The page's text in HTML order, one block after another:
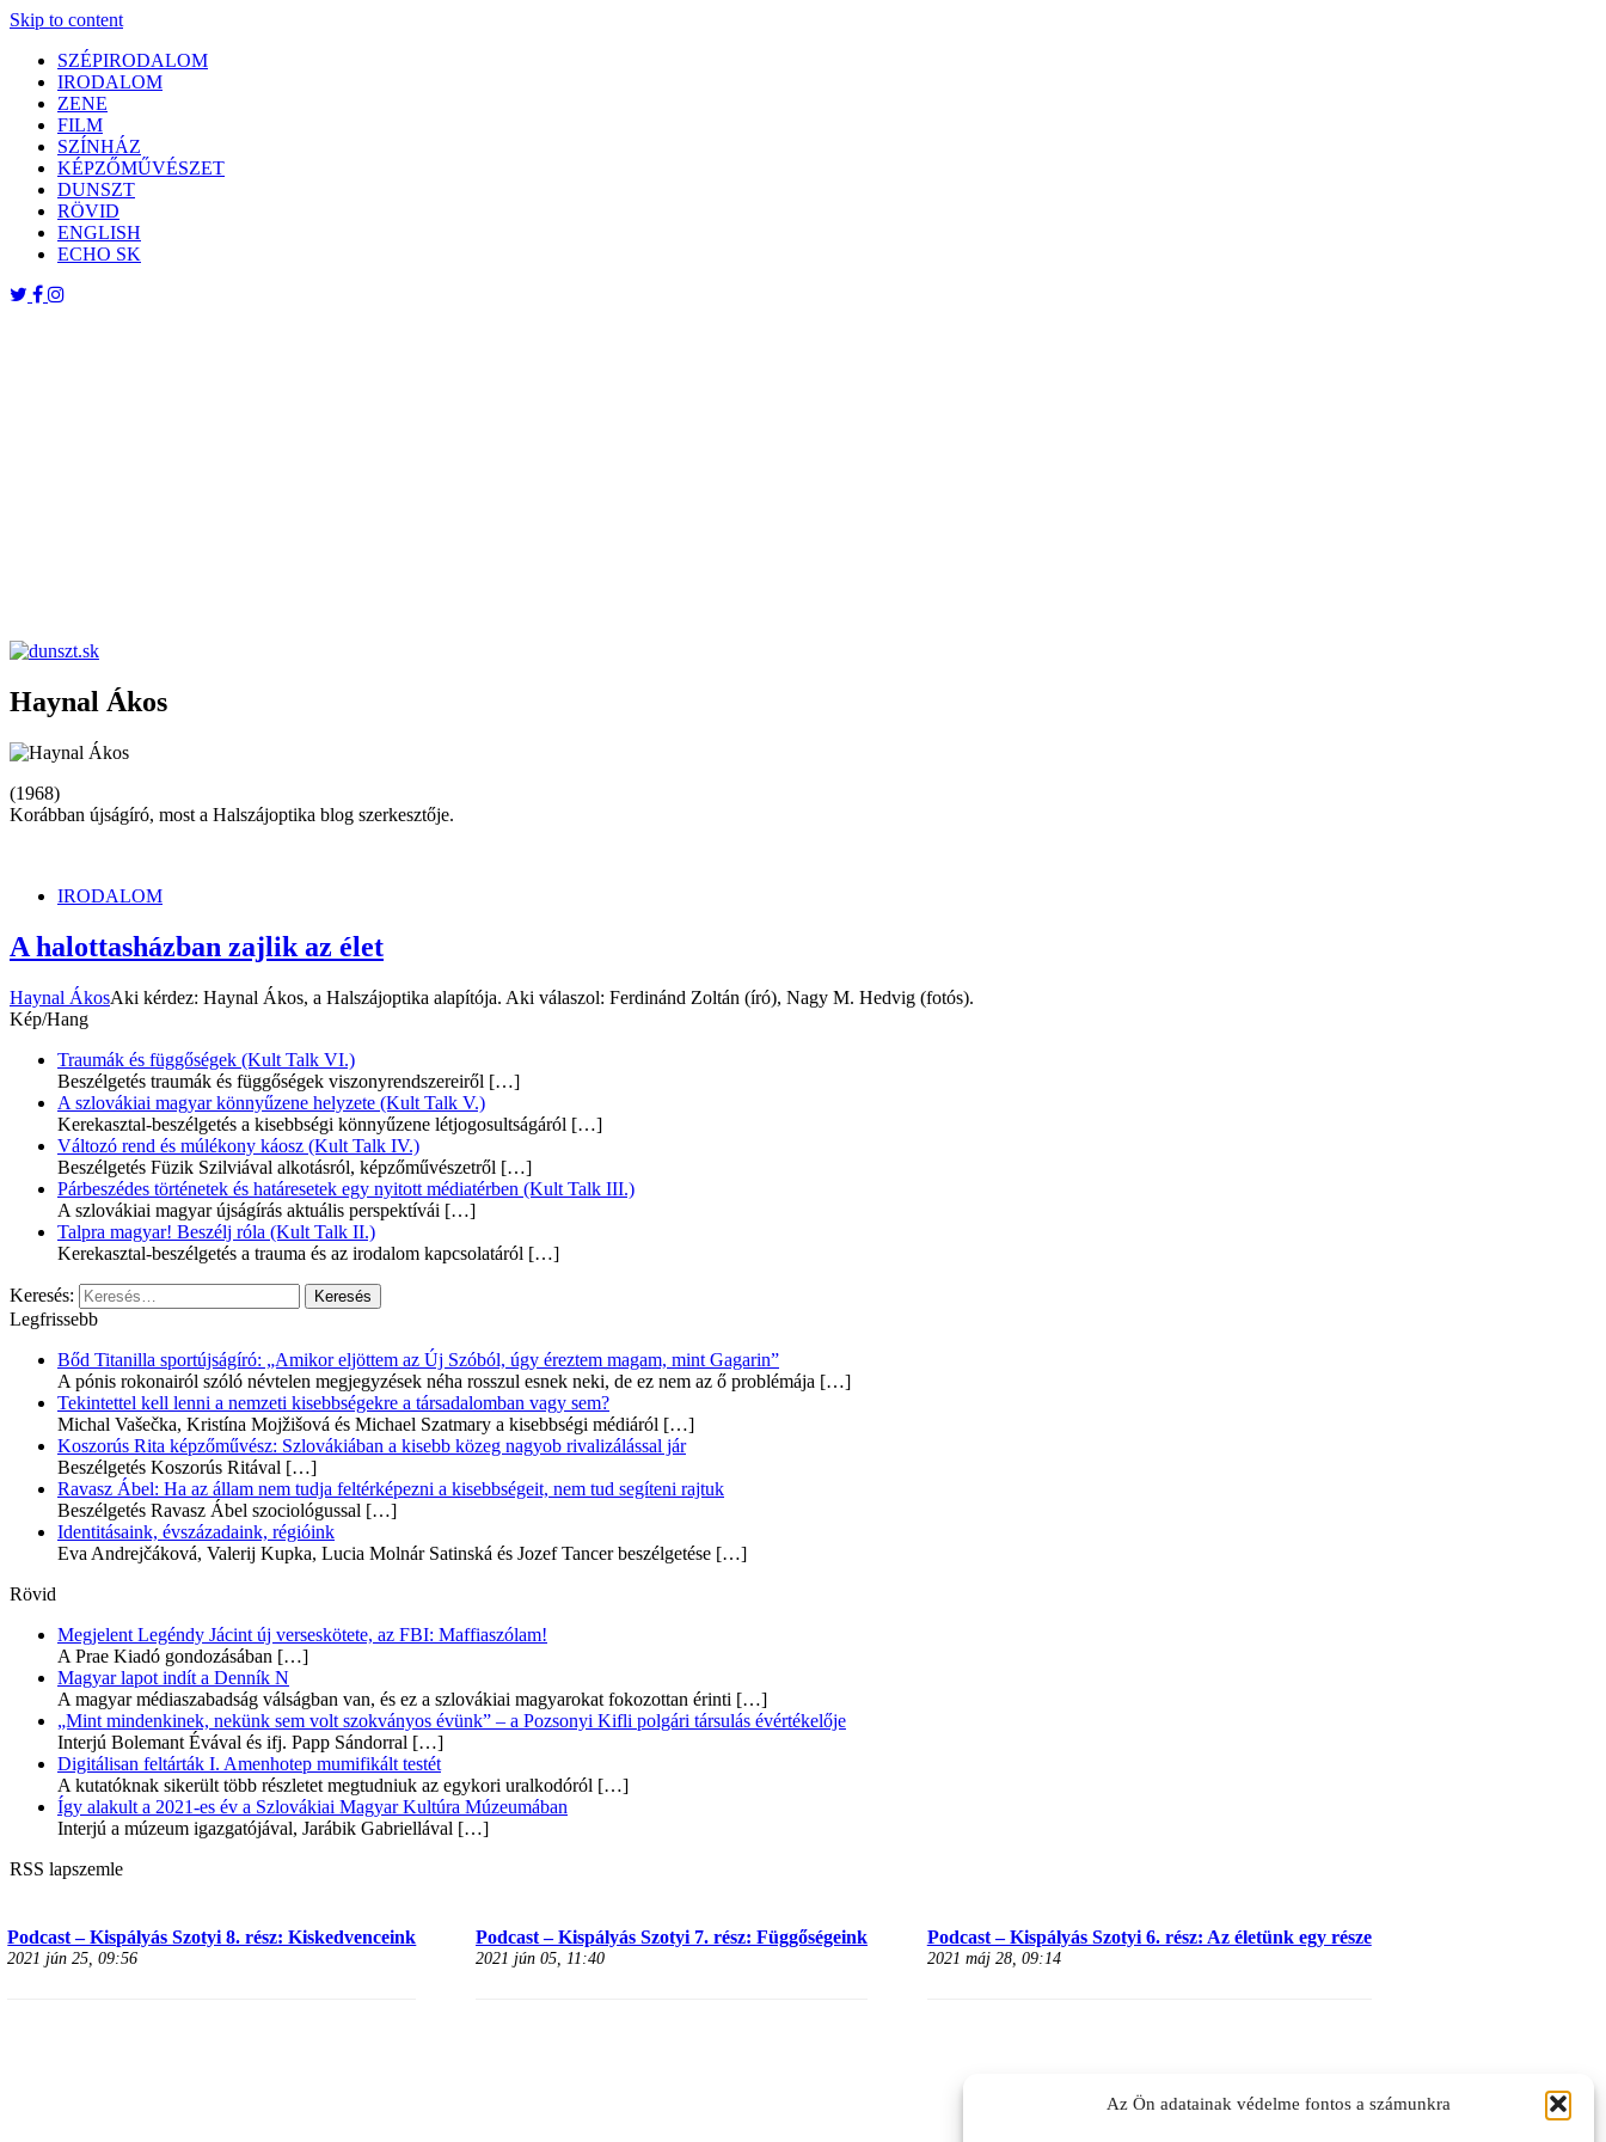
Az Ön adatainak védelme fontos a számunkra
Skip to content
SZÉPIRODALOM
IRODALOM
ZENE
FILM
SZÍNHÁZ
KÉPZŐMŰVÉSZET
DUNSZT
RÖVID
ENGLISH
ECHO SK
dunszt.sk
kultmag
Haynal Ákos
(1968)
Korábban újságíró, most a Halszájoptika blog szerkesztője.
IRODALOM
A halottasházban zajlik az élet
Haynal ÁkosAki kérdez: Haynal Ákos, a Halszájoptika alapítója. Aki válaszol: Ferdinánd Zoltán (író), Nagy M. Hedvig (fotós).
Kép/Hang
Traumák és függőségek (Kult Talk VI.)
Beszélgetés traumák és függőségek viszonyrendszereiről […]
A szlovákiai magyar könnyűzene helyzete (Kult Talk V.)
Kerekasztal-beszélgetés a kisebbségi könnyűzene létjogosultságáról […]
Változó rend és múlékony káosz (Kult Talk IV.)
Beszélgetés Füzik Szilviával alkotásról, képzőművészetről […]
Párbeszédes történetek és határesetek egy nyitott médiatérben (Kult Talk III.)
A szlovákiai magyar újságírás aktuális perspektívái […]
Talpra magyar! Beszélj róla (Kult Talk II.)
Kerekasztal-beszélgetés a trauma és az irodalom kapcsolatáról […]
Keresés:
Legfrissebb
Bőd Titanilla sportújságíró: „Amikor eljöttem az Új Szóból, úgy éreztem magam, mint Gagarin”
A pónis rokonairól szóló névtelen megjegyzések néha rosszul esnek neki, de ez nem az ő problémája […]
Tekintettel kell lenni a nemzeti kisebbségekre a társadalomban vagy sem?
Michal Vašečka, Kristína Mojžišová és Michael Szatmary a kisebbségi médiáról […]
Koszorús Rita képzőművész: Szlovákiában a kisebb közeg nagyob rivalizálással jár
Beszélgetés Koszorús Ritával […]
Ravasz Ábel: Ha az állam nem tudja feltérképezni a kisebbségeit, nem tud segíteni rajtuk
Beszélgetés Ravasz Ábel szociológussal […]
Identitásaink, évszázadaink, régióink
Eva Andrejčáková, Valerij Kupka, Lucia Molnár Satinská és Jozef Tancer beszélgetése […]
Rövid
Megjelent Legéndy Jácint új verseskötete, az FBI: Maffiaszólam!
A Prae Kiadó gondozásában […]
Magyar lapot indít a Denník N
A magyar médiaszabadság válságban van, és ez a szlovákiai magyarokat fokozottan érinti […]
„Mint mindenkinek, nekünk sem volt szokványos évünk” – a Pozsonyi Kifli polgári társulás évértékelője
Interjú Bolemant Évával és ifj. Papp Sándorral […]
Digitálisan feltárták I. Amenhotep mumifikált testét
A kutatóknak sikerült több részletet megtudniuk az egykori uralkodóról […]
Így alakult a 2021-es év a Szlovákiai Magyar Kultúra Múzeumában
Interjú a múzeum igazgatójával, Jarábik Gabriellával […]
RSS lapszemle
Podcast – Kispályás Szotyi 8. rész: Kiskedvenceink
2021 jún 25, 09:56
Podcast – Kispályás Szotyi 7. rész: Függőségeink
2021 jún 05, 11:40
Podcast – Kispályás Szotyi 6. rész: Az életünk egy része
2021 máj 28, 09:14